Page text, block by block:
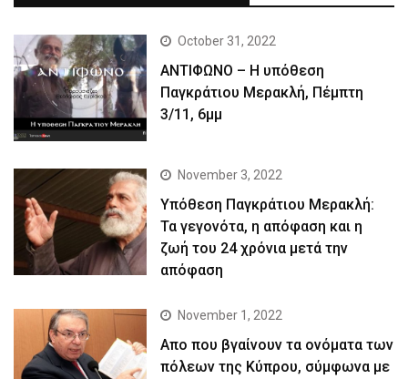
October 31, 2022
ΑΝΤΙΦΩΝΟ – Η υπόθεση
Παγκράτιου Μερακλή, Πέμπτη
3/11, 6μμ
November 3, 2022
Yπόθεση Παγκράτιου Μερακλή:
Τα γεγονότα, η απόφαση και η
ζωή του 24 χρόνια μετά την
απόφαση
November 1, 2022
Απο που βγαίνουν τα ονόματα των
πόλεων της Κύπρου, σύμφωνα με